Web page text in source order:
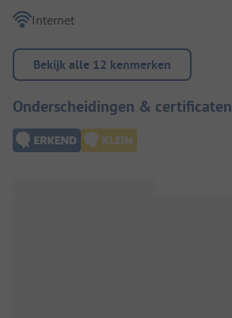
Internet
Bekijk alle 12 kenmerken
Onderscheidingen & certificaten